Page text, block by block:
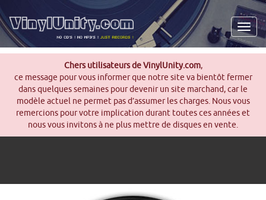
Chers utilisateurs de VinylUnity.com,
ce message pour vous informer que notre site va bientôt fermer
dans quelques semaines pour devenir un site marchand, car le
modèle actuel ne permet pas d’assumer les charges. Nous vous
remercions pour votre implication durant toutes ces années et
nous vous invitons à ne plus mettre de disques en vente.